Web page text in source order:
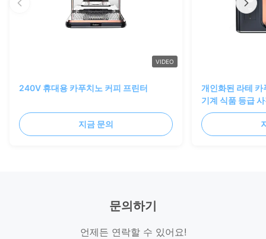
VIDEO
240V 휴대용 카푸치노 커피 프린터
지금 문의
개인화된 라테
기계 식품 등급
문의하기
언제든 연락할 수 있어요!